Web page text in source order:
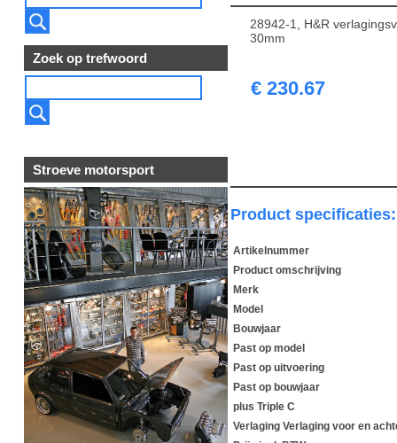
Zoek op trefwoord
Stroeve motorsport
28942-1, H&R
30mm
€ 230.67
Product specificaties:
Artikelnummer
Product omschrijving
Merk
Model
Bouwjaar
Past op model
Past op uitvoering
Past op bouwjaar
plus Triple C
Verlaging Verlaging voor en